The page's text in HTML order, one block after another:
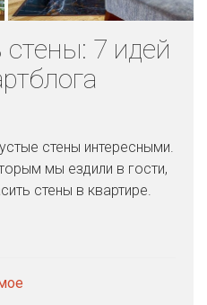
7 идей
стены интересными.
мы ездили в гости,
стены в квартире.